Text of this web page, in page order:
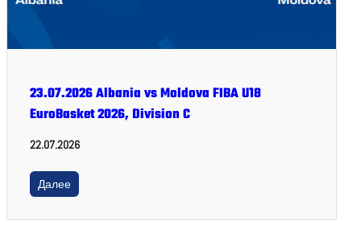
23.07.2026 Albania vs Moldova FIBA U18
EuroBasket 2026, Division C
22.07.2026
Далее